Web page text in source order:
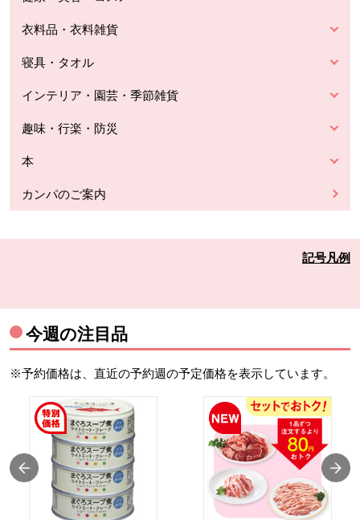
衣料品・衣料雑貨
寝具・タオル
インテリア・園芸・季節雑貨
趣味・行楽・防災
本
カンパのご案内
記号凡例
今週の注目品
※予約価格は、直近の予約週の予定価格を表示しています。